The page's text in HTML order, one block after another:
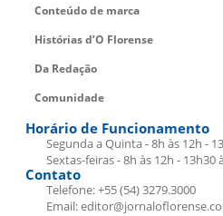
Conteúdo de marca
Histórias d’O Florense
Da Redação
Comunidade
Horário de Funcionamento
Segunda a Quinta - 8h às 12h -
Sextas-feiras - 8h às 12h - 13h30
Contato
Telefone: +55 (54) 3279.3000
Email: